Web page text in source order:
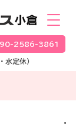
2586-3861
定休）